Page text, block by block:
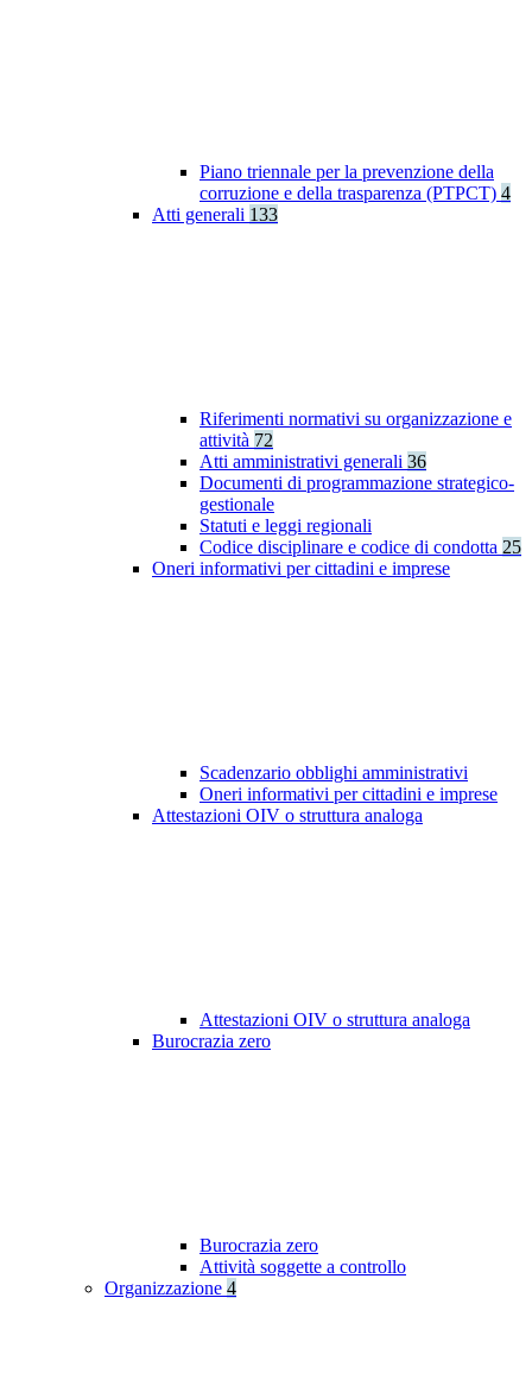
Piano triennale per la prevenzione della
corruzione e della trasparenza (PTPCT) 4
Atti generali 133
Riferimenti normativi su organizzazione e
attività 72
Atti amministrativi generali 36
Documenti di programmazione strategico-
gestionale
Statuti e leggi regionali
Codice disciplinare e codice di condotta 25
Oneri informativi per cittadini e imprese
Scadenzario obblighi amministrativi
Oneri informativi per cittadini e imprese
Attestazioni OIV o struttura analoga
Attestazioni OIV o struttura analoga
Burocrazia zero
Burocrazia zero
Attività soggette a controllo
Organizzazione 4